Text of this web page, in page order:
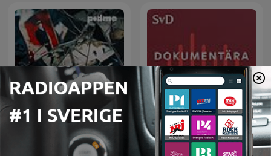
Svenska Mordhistorier
SvD Dokumentära
berättelser